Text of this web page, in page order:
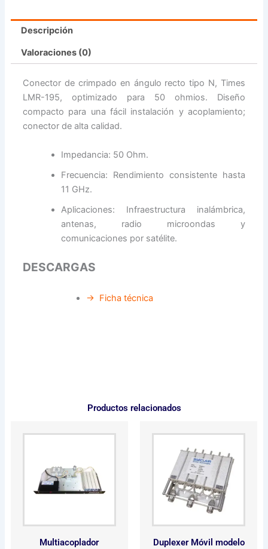
Descripción
Valoraciones (0)
Conector de crimpado en ángulo recto tipo N, Times
LMR-195, optimizado para 50 ohmios. Diseño
compacto para una fácil instalación y acoplamiento;
conector de alta calidad.
Impedancia: 50 Ohm.
Frecuencia: Rendimiento consistente hasta
11 GHz.
Aplicaciones: Infraestructura inalámbrica,
antenas, radio microondas y
comunicaciones por satélite.
DESCARGAS
→ Ficha técnica
Productos relacionados
Multiacoplador Duplexer Móvil modelo